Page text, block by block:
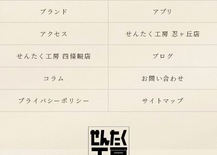
ブランド アプリ
アクセス せんたく工房 忍ヶ丘店
せんたく工房 四條畷店 ブログ
コラム お問い合わせ
プライバシーポリシー サイトマップ